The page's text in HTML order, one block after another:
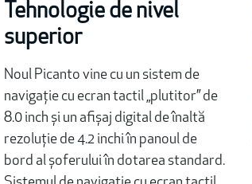
Tehnologie de nivel
superior
Noul Picanto vine cu un sistem de
navigație cu ecran tactil „plutitor” de
8.0 inch și un afișaj digital de înaltă
rezoluție de 4.2 inchi în panoul de
bord al șoferului în dotarea standard.